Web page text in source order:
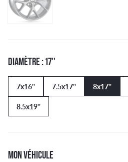
DIAMÈTRE : 17''
7x16'' 7.5x17'' 8x17''
8.5x19''
MON VÉHICULE